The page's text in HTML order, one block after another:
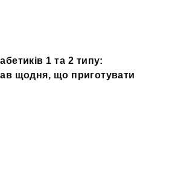
1 та 2 типу:
щодня, що приготувати